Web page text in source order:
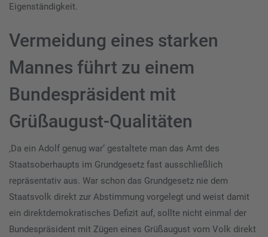
Eigenständigkeit.
Vermeidung eines starken
Mannes führt zu einem
Bundespräsident mit
Grüßaugust-Qualitäten
‚Da ein Adolf genug war‘ gestaltete man das Amt des
Staatsoberhaupts im Grundgesetz fast ausschließlich
repräsentativ aus. War schon das Grundgesetz nie dem
Staatsvolk direkt zur Abstimmung vorgelegt und weist damit
ein direktdemokratisches Defizit auf, sollte nicht einmal der
Bundespräsident mit Zügen eines Grüßaugust vom Volk direkt